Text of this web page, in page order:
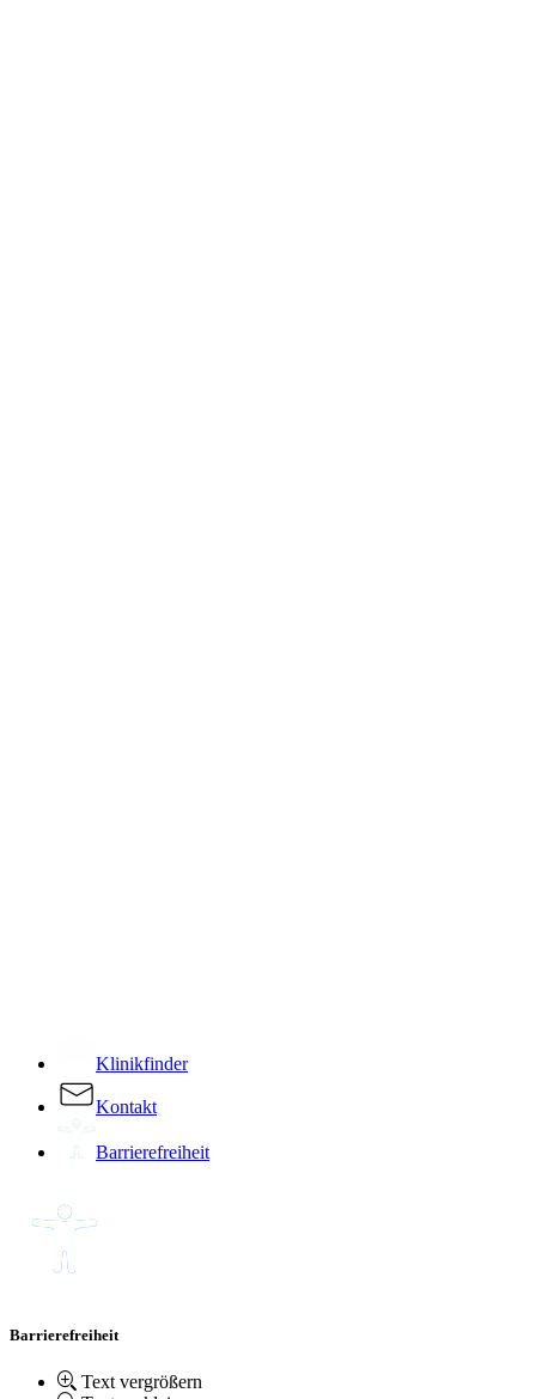
Klinikfinder
Kontakt
Barrierefreiheit
Barrierefreiheit
Text vergrößern